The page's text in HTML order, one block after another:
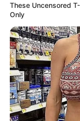
These Uncensored
Only